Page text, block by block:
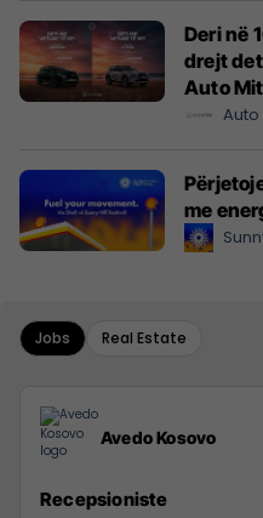
Deri në
drejt
Auto
Auto
me
Jobs Real Estate
Avedo Kosovo
Recepsioniste